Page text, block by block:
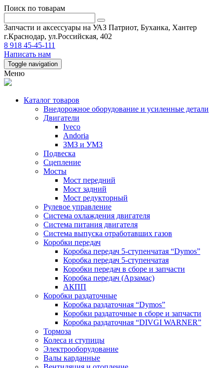
Поиск по товарам
Запчасти и аксессуары на УАЗ Патриот, Буханка, Хантер
г.Краснодар, ул.Российская, 402
8 918 45-45-111
Написать нам
Toggle navigation
Меню
Каталог товаров
Внедорожное оборудование и усиленные детали
Двигатели
Iveco
Andoria
ЗМЗ и УМЗ
Подвеска
Сцепление
Мосты
Мост передний
Мост задний
Мост редукторный
Рулевое управление
Система охлаждения двигателя
Система питания двигателя
Система выпуска отработавших газов
Коробки передач
Коробка передач 5-ступенчатая “Dymos”
Коробка передач 5-ступенчатая
Коробки передач в сборе и запчасти
Коробка передач (Арзамас)
АКПП
Коробки раздаточные
Коробка раздаточная “Dymos”
Коробки раздаточные в сборе и запчасти
Коробка раздаточная “DIVGI WARNER”
Тормоза
Колеса и ступицы
Электрооборудование
Валы карданные